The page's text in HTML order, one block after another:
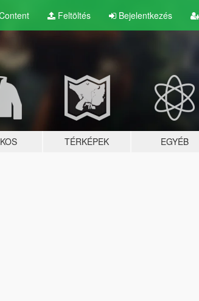
Feltöltés Bejelentkezés
TÉRKÉPEK EGYÉB